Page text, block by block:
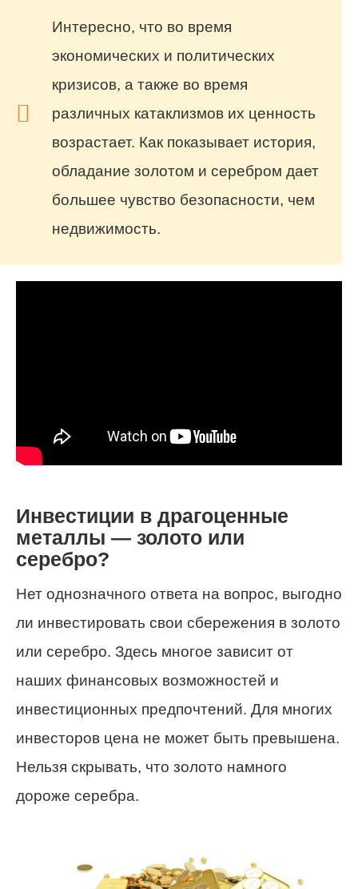
Интересно, что во время
экономических и политических
кризисов, а также во время
различных катаклизмов их ценность
возрастает. Как показывает история,
обладание золотом и серебром дает
большее чувство безопасности, чем
недвижимость.
Инвестиции в драгоценные
металлы — золото или
серебро?
Нет однозначного ответа на вопрос, выгодно
ли инвестировать свои сбережения в золото
или серебро. Здесь многое зависит от
наших финансовых возможностей и
инвестиционных предпочтений. Для многих
инвесторов цена не может быть превышена.
Нельзя скрывать, что золото намного
дороже серебра.